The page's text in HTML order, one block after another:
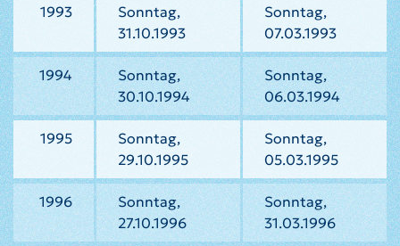
1993
Sonntag,
31.10.1993
Sonntag,
07.03.1993
1994
Sonntag,
30.10.1994
Sonntag,
06.03.1994
1995
Sonntag,
29.10.1995
Sonntag,
05.03.1995
1996
Sonntag,
27.10.1996
Sonntag,
31.03.1996